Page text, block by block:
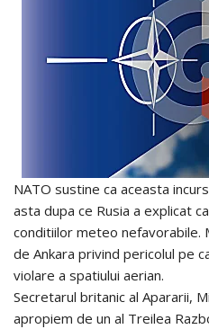
NATO sustine ca aceasta
asta dupa ce Rusia a explicat
conditiilor meteo nefavorabile.
de Ankara privind pericolul pe
violare a spatiului aerian.
Secretarul britanic al Apararii,
apropiem de un al Treilea